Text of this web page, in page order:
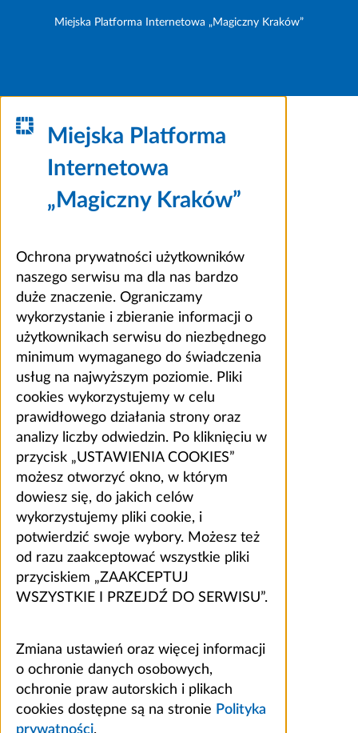
Miejska Platforma Internetowa „Magiczny Kraków”
Miejska Platforma
Internetowa
„Magiczny Kraków”
Ochrona prywatności użytkowników
naszego serwisu ma dla nas bardzo
duże znaczenie. Ograniczamy
wykorzystanie i zbieranie informacji o
użytkownikach serwisu do niezbędnego
minimum wymaganego do świadczenia
usług na najwyższym poziomie. Pliki
cookies wykorzystujemy w celu
prawidłowego działania strony oraz
analizy liczby odwiedzin. Po kliknięciu w
przycisk „USTAWIENIA COOKIES”
możesz otworzyć okno, w którym
dowiesz się, do jakich celów
wykorzystujemy pliki cookie, i
potwierdzić swoje wybory. Możesz też
od razu zaakceptować wszystkie pliki
przyciskiem „ZAAKCEPTUJ
WSZYSTKIE I PRZEJDŹ DO SERWISU”.
Zmiana ustawień oraz więcej informacji
o ochronie danych osobowych,
ochronie praw autorskich i plikach
cookies dostępne są na stronie Polityka
prywatności.